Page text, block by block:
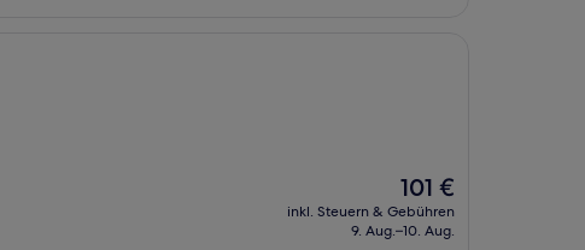
Der
Preis
beträgt
101 €
inkl. Steuern & Gebühren
9. Aug.–10. Aug.